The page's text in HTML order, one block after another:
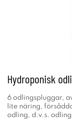
Hydroponisk
6 odlingspluggar,
lite näring,
odling, d.v.s.